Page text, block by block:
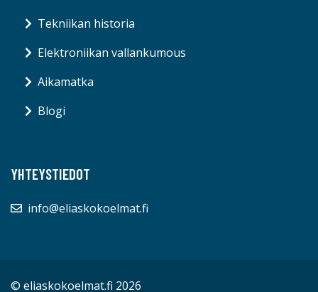
Tekniikan historia
Elektroniikan vallankumous
Aikamatka
Blogi
YHTEYSTIEDOT
info@eliaskokoelmat.fi
© eliaskokoelmat.fi 2026